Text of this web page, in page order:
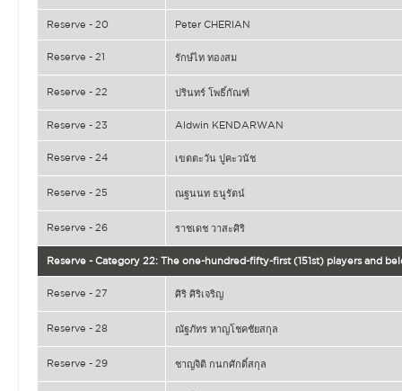
Reserve - 20 Peter CHERIAN
Reserve - 21 รักษ์ไท ทองสม
Reserve - 22 ปรินทร์ โพธิ์กัณฑ์
Reserve - 23 Aldwin KENDARWAN
Reserve - 24 เขตตะวัน ปูคะวนัช
Reserve - 25 ณฐนนท ธนูรัตน์
Reserve - 26 ราชเดช วาสะศิริ
Reserve - Category 22: The one-hundred-fifty-first (151st) players and
Reserve - 27 ศิริ ศิริเจริญ
Reserve - 28 ณัฐภัทร หาญโชคชัยสกุล
Reserve - 29 ชาญจิติ กนกศักดิ์สกุล